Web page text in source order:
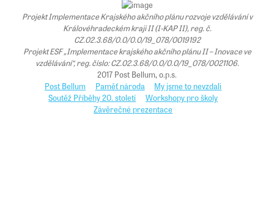
Projekt Implementace Krajského akčního plánu rozvoje vzdělávání v
Královéhradeckém kraji II (I-KAP II), reg. č.
CZ.02.3.68/0.0/0.0/19_078/0019192
Projekt ESF „Implementace krajského akčního plánu II – Inovace ve
vzdělávání“, reg. číslo: CZ.02.3.68/0.0/0.0/19_078/0021106.
2017 Post Bellum, o.p.s.
Post Bellum
Paměť národa
My jsme to nevzdali
Soutěž Příběhy 20. století
Workshopy pro školy
Závěrečné prezentace